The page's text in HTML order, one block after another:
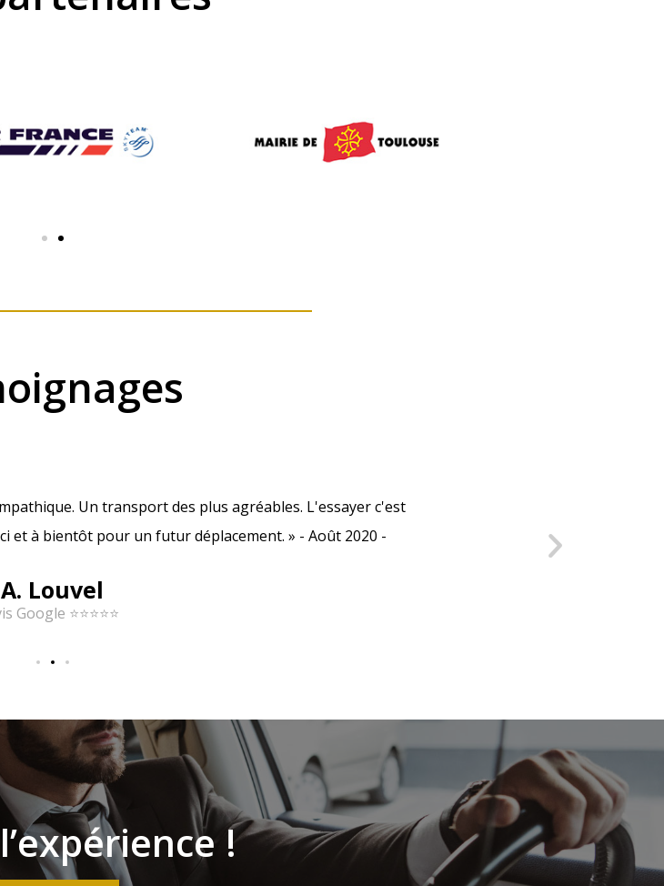
Un transport des plus agréables. L'essayer c'est
et à bientôt pour un futur déplacement. » - Août 2020 -
A. Louvel
Google ⭐⭐⭐⭐⭐
!